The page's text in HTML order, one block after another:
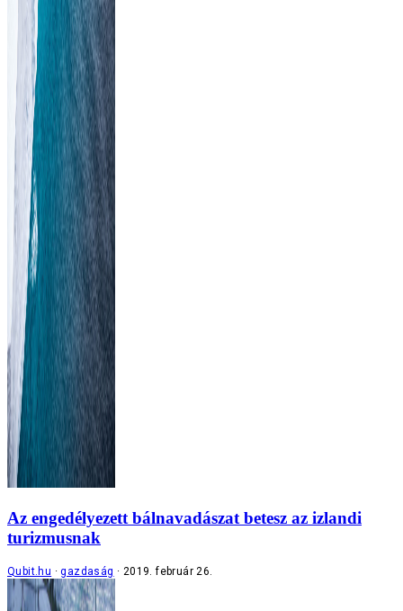
Az engedélyezett bálnavadászat betesz az izlandi
turizmusnak
Qubit.hu gazdaság 2019. február 26.